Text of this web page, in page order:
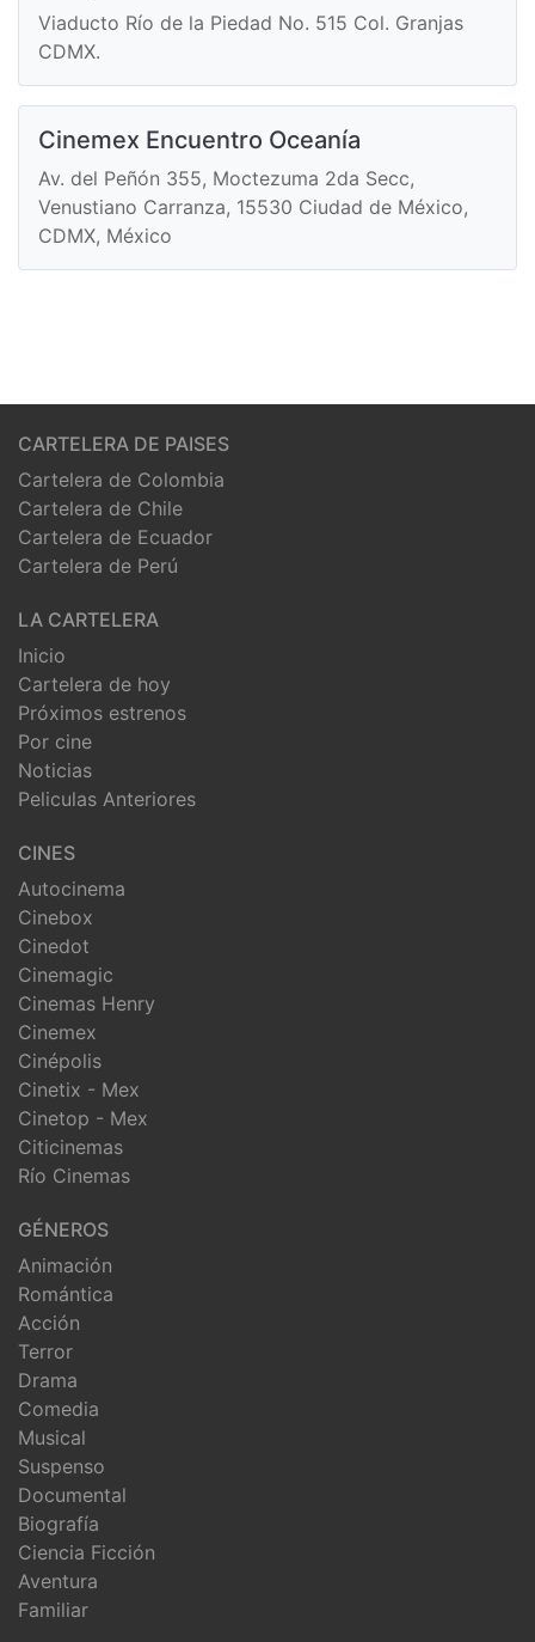
Viaducto Río de la Piedad No. 515 Col. Granjas
CDMX.
Cinemex Encuentro Oceanía
Av. del Peñón 355, Moctezuma 2da Secc,
Venustiano Carranza, 15530 Ciudad de México,
CDMX, México
CARTELERA DE PAISES
Cartelera de Colombia
Cartelera de Chile
Cartelera de Ecuador
Cartelera de Perú
LA CARTELERA
Inicio
Cartelera de hoy
Próximos estrenos
Por cine
Noticias
Peliculas Anteriores
CINES
Autocinema
Cinebox
Cinedot
Cinemagic
Cinemas Henry
Cinemex
Cinépolis
Cinetix - Mex
Cinetop - Mex
Citicinemas
Río Cinemas
GÉNEROS
Animación
Romántica
Acción
Terror
Drama
Comedia
Musical
Suspenso
Documental
Biografía
Ciencia Ficción
Aventura
Familiar